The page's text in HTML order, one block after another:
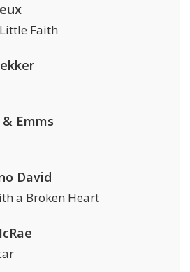
Faith
Emms
David
a Broken Heart